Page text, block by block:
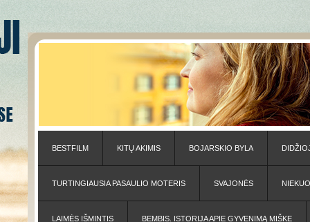
BESTFILM KITŲ AKIMIS BOJARSKIO BYLA
TURTINGIAUSIA PASAULIO MOTERIS SVAJONĖS
LAIMĖS IŠMINTIS BEMBIS. ISTORIJA APIE GYVENIMĄ MIŠKE